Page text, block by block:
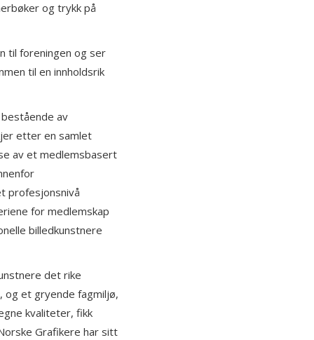
og trykk på
til foreningen og ser
til en innholdsrik
av
etter en samlet
av et medlemsbasert
profesjonsnivå
for medlemskap
billedkunstnere
det rike
og et gryende fagmiljø,
kvaliteter, fikk
Grafikere har sitt